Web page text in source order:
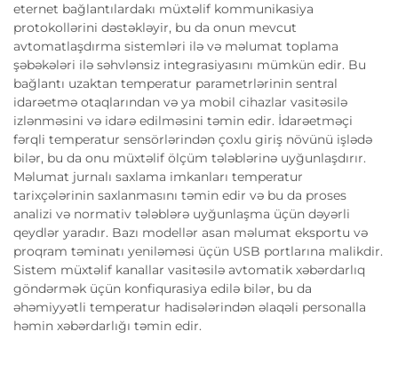
eternet bağlantılardakı müxtəlif kommunikasiya
protokollərini dəstəkləyir, bu da onun mevcut
avtomatlaşdırma sistemləri ilə və məlumat toplama
şəbəkələri ilə səhvlənsiz integrasiyasını mümkün edir. Bu
bağlantı uzaktan temperatur parametrlərinin sentral
idarəetmə otaqlarından və ya mobil cihazlar vasitəsilə
izlənməsini və idarə edilməsini təmin edir. İdarəetməçi
fərqli temperatur sensörlərindən çoxlu giriş növünü işlədə
bilər, bu da onu müxtəlif ölçüm tələblərinə uyğunlaşdırır.
Məlumat jurnalı saxlama imkanları temperatur
tarixçələrinin saxlanmasını təmin edir və bu da proses
analizi və normativ tələblərə uyğunlaşma üçün dəyərli
qeydlər yaradır. Bazı modellər asan məlumat eksportu və
proqram təminatı yeniləməsi üçün USB portlarına malikdir.
Sistem müxtəlif kanallar vasitəsilə avtomatik xəbərdarlıq
göndərmək üçün konfiqurasiya edilə bilər, bu da
əhəmiyyətli temperatur hadisələrindən əlaqəli personalla
həmin xəbərdarlığı təmin edir.